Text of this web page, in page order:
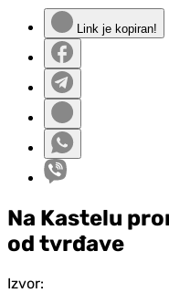
Link je kopiran!
Na Kastelu
od tvrđave
Izvor: